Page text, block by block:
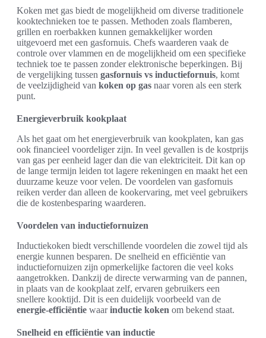
Koken met gas biedt de mogelijkheid om diverse traditionele
kooktechnieken toe te passen. Methoden zoals flamberen,
grillen en roerbakken kunnen gemakkelijker worden
uitgevoerd met een gasfornuis. Chefs waarderen vaak de
controle over vlammen en de mogelijkheid om een specifieke
techniek toe te passen zonder elektronische beperkingen. Bij
de vergelijking tussen gasfornuis vs inductiefornuis, komt
de veelzijdigheid van koken op gas naar voren als een sterk
punt.
Energieverbruik kookplaat
Als het gaat om het energieverbruik van kookplaten, kan gas
ook financieel voordeliger zijn. In veel gevallen is de kostprijs
van gas per eenheid lager dan die van elektriciteit. Dit kan op
de lange termijn leiden tot lagere rekeningen en maakt het een
duurzame keuze voor velen. De voordelen van gasfornuis
reiken verder dan alleen de kookervaring, met veel gebruikers
die de kostenbesparing waarderen.
Voordelen van inductiefornuizen
Inductiekoken biedt verschillende voordelen die zowel tijd als
energie kunnen besparen. De snelheid en efficiëntie van
inductiefornuizen zijn opmerkelijke factoren die veel koks
aangetrokken. Dankzij de directe verwarming van de pannen,
in plaats van de kookplaat zelf, ervaren gebruikers een
snellere kooktijd. Dit is een duidelijk voorbeeld van de
energie-efficiëntie waarinductie koken om bekend staat.
Snelheid en efficiëntie van inductie